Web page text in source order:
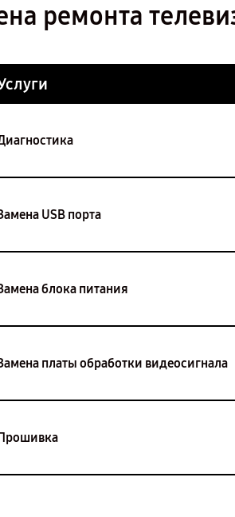
ремонта
USB порта
блока питания
платы обработки видеосигнала